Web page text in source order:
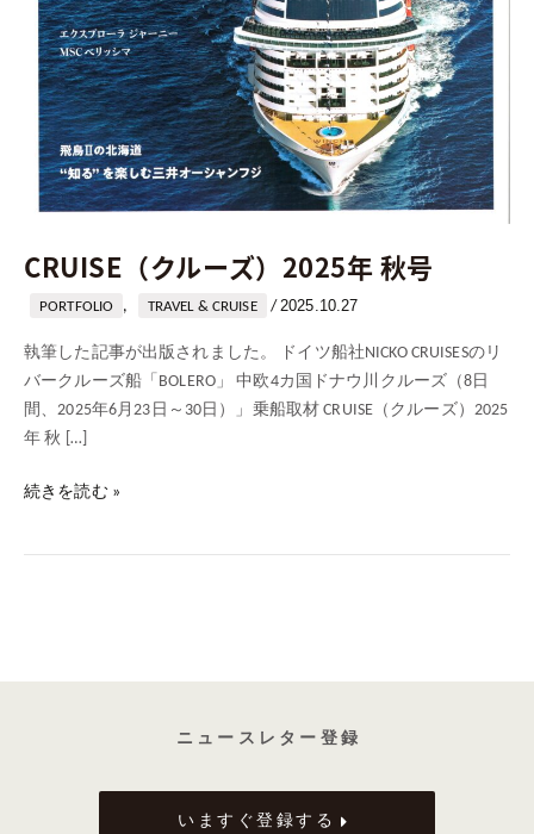
CRUISE（クルーズ）2025年 秋号
PORTFOLIO , TRAVEL & CRUISE /2025.10.27
執筆した記事が出版されました。 ドイツ船社NICKO CRUISESのリ
バークルーズ船「BOLERO」 中欧4カ国ドナウ川クルーズ（8日
間、2025年6月23日～30日）」乗船取材 CRUISE（クルーズ）2025
年 秋 […]
続きを読む »
ニ ュ ー ス レ タ ー 登 録
いますぐ登録する